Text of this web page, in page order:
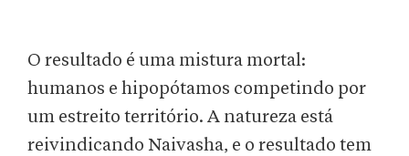
O resultado é uma mistura mortal:
humanos e hipopótamos competindo por
um estreito território. A natureza está
reivindicando Naivasha, e o resultado tem